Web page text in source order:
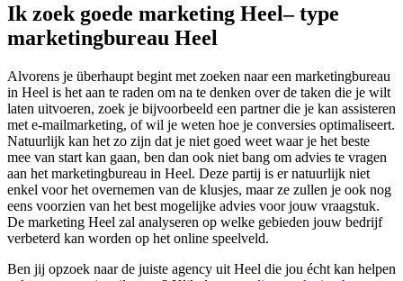
Ik zoek goede marketing Heel– type
marketingbureau Heel
Alvorens je überhaupt begint met zoeken naar een marketingbureau
in Heel is het aan te raden om na te denken over de taken die je wilt
laten uitvoeren, zoek je bijvoorbeeld een partner die je kan assisteren
met e-mailmarketing, of wil je weten hoe je conversies optimaliseert.
Natuurlijk kan het zo zijn dat je niet goed weet waar je het beste
mee van start kan gaan, ben dan ook niet bang om advies te vragen
aan het marketingbureau in Heel. Deze partij is er natuurlijk niet
enkel voor het overnemen van de klusjes, maar ze zullen je ook nog
eens voorzien van het best mogelijke advies voor jouw vraagstuk.
De marketing Heel zal analyseren op welke gebieden jouw bedrijf
verbeterd kan worden op het online speelveld.
Ben jij opzoek naar de juiste agency uit Heel die jou écht kan helpen